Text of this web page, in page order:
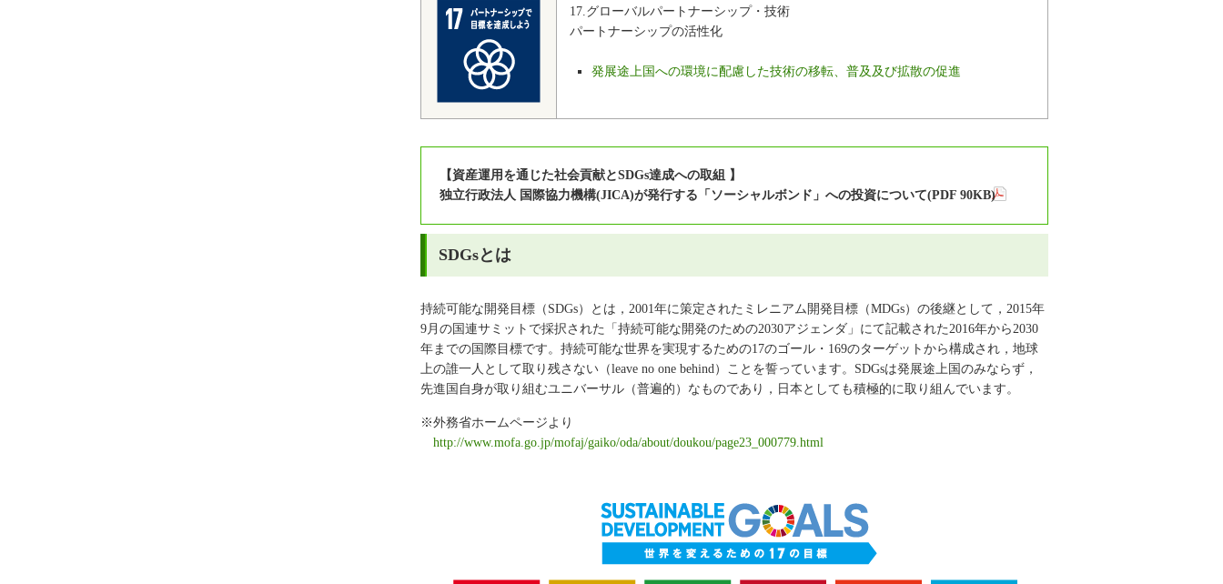
17.グローバルパートナーシップ・技術
パートナーシップの活性化
発展途上国への環境に配慮した技術の移転、普及及び拡散の促進
【資産運用を通じた社会貢献とSDGs達成への取組 】
独立行政法人 国際協力機構(JICA)が発行する「ソーシャルボンド」への投資について(PDF 90KB)
SDGsとは
持続可能な開発目標（SDGs）とは，2001年に策定されたミレニアム開発目標（MDGs）の後継として，2015年
9月の国連サミットで採択された「持続可能な開発のための2030アジェンダ」にて記載された2016年から2030
年までの国際目標です。持続可能な世界を実現するための17のゴール・169のターゲットから構成され，地球
上の誰一人として取り残さない（leave no one behind）ことを誓っています。SDGsは発展途上国のみならず，
先進国自身が取り組むユニバーサル（普遍的）なものであり，日本としても積極的に取り組んでいます。
※外務省ホームページより
http://www.mofa.go.jp/mofaj/gaiko/oda/about/doukou/page23_000779.html